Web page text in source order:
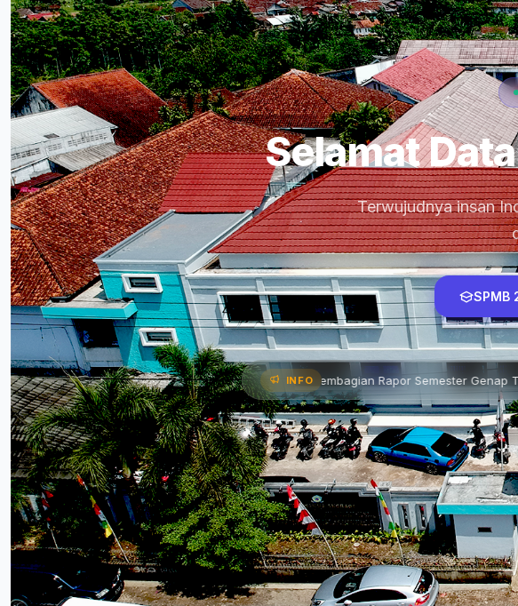
Selamat
Terwujudnya insan
SPMB
INFO
Program Kerja • 📌 Pembagian Rapor Semester Genap Tahun Pelajaran